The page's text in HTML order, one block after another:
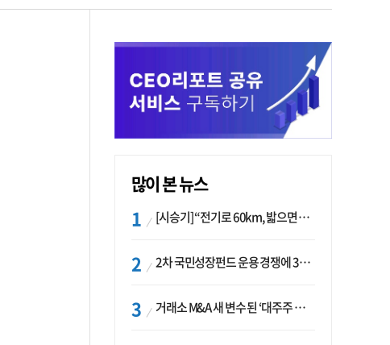
많이 본 뉴스
[시승기] “전기로 60km, 밟으면 462마력”…볼보 XC60 T8의 두 얼굴
2차 국민성장펀드 운용 경쟁에 33개사 몰렸다…신한·하나 등 새 얼굴 대거 합류
거래소 M&A 새 변수 된 ‘대주주 심사’…네이버·두나무 결합도 영향권